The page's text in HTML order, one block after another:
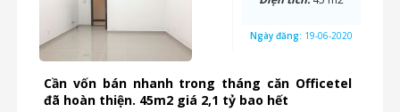
Cần vốn bán nhanh trong tháng căn Officetel
đã hoàn thiện. 45m2 giá 2,1 tỷ bao hết
Ngày đăng: 19-06-2020